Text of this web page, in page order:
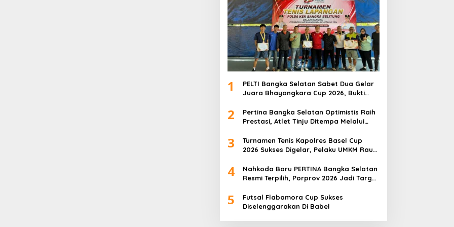
1
PELTI Bangka Selatan Sabet Dua Gelar
Juara Bhayangkara Cup 2026, Bukti
2
Pertina Bangka Selatan Optimistis Raih
Prestasi, Atlet Tinju Ditempa Melalui
3
Turnamen Tenis Kapolres Basel Cup
2026 Sukses Digelar, Pelaku UMKM Raup
4
Nahkoda Baru PERTINA Bangka Selatan
Resmi Terpilih, Porprov 2026 Jadi Target
5
Futsal Flabamora Cup Sukses
Diselenggarakan Di Babel